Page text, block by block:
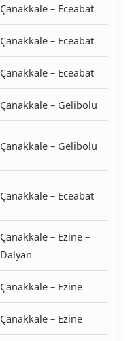
Çanakkale – Eceabat
Çanakkale – Eceabat
Çanakkale – Eceabat
Çanakkale – Gelibolu
Çanakkale – Gelibolu
Çanakkale – Eceabat
Çanakkale – Ezine –
Dalyan
Çanakkale – Ezine
Çanakkale – Ezine